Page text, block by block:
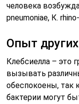
человека
pneumoniae, К.
Опыт
Клебсиелла – это
вызывать
обеспокоены,
бактерии могут